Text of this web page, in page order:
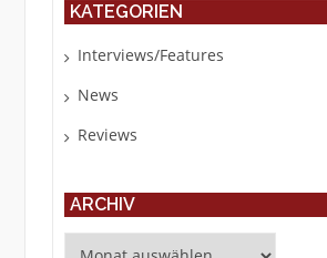
KATEGORIEN
Interviews/Features
News
Reviews
ARCHIV